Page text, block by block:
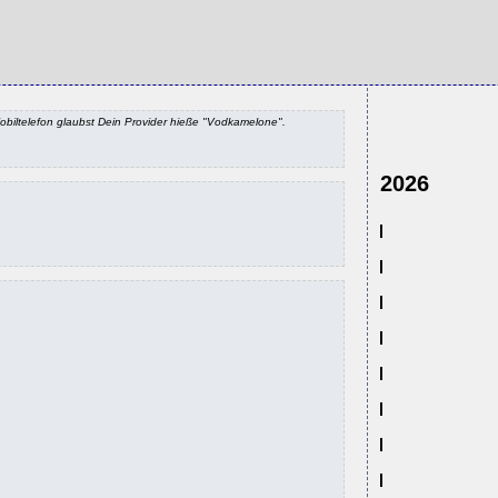
glaubst Dein Provider hieße "Vodkamelone".
2026